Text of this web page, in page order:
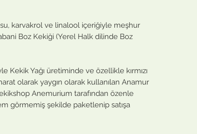
karvakrol ve linalool içeriğiyle meşhur
Boz Kekiği (Yerel Halk dilinde Boz
Kekik Yağı üretiminde ve özellikle kırmızı
olarak yaygın olarak kullanılan Anamur
Anemurium tarafından özenle
görmemiş şekilde paketlenip satışa